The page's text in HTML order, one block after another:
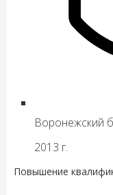
Воронежский
2013 г.
Повышение